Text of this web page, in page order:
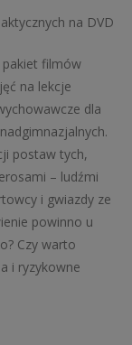
na DVD
pakiet filmów
na lekcje
dla
postaw tych,
– ludźmi
i gwiazdy ze
powinno u
Czy warto
i ryzykowne